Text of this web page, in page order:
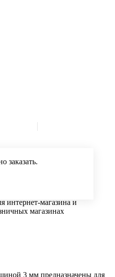
заказать.
интернет-магазина и
магазинах
3 мм предназначены для